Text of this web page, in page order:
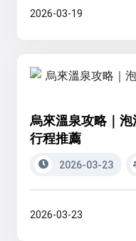
2026-03-19
烏來溫泉攻略｜
行程推薦
2026-03-23
2026-03-23